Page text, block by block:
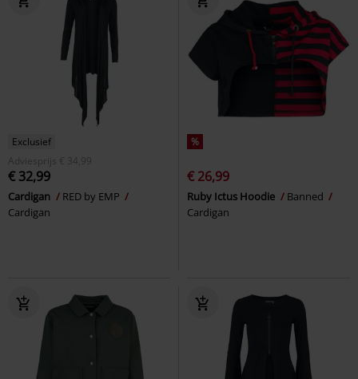
Exclusief
Adviesprijs
€ 34,99
€ 32,99
Cardigan
RED by EMP
Cardigan
%
€ 26,99
Ruby Ictus Hoodie
Banned
Cardigan